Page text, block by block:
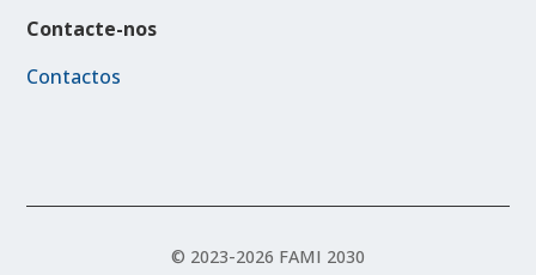
Contacte-nos
Contactos
© 2023-2026 FAMI 2030